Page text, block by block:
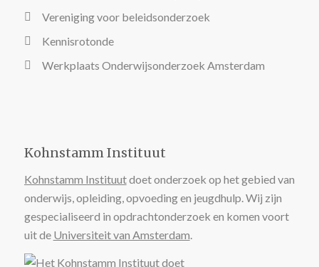
Vereniging voor beleidsonderzoek
Kennisrotonde
Werkplaats Onderwijsonderzoek Amsterdam
Kohnstamm Instituut
Kohnstamm Instituutdoet onderzoek op het gebied van
onderwijs, opleiding, opvoeding en jeugdhulp. Wij zijn
gespecialiseerd in opdrachtonderzoek en komen voort
uit de Universiteit van Amsterdam